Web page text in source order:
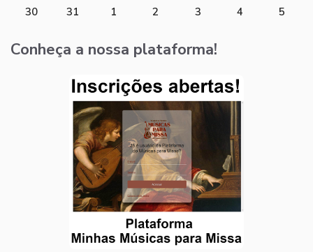
30 31 1 2 3 4 5
Conheça a nossa plataforma!